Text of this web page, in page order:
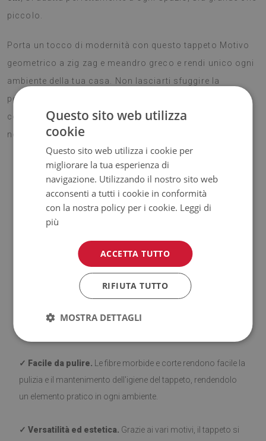
piccolo.
Porta un tocco di modernità con questo tappeto Motivo
geometrico a zig zag e meandro greco e rendi unico ogni
ambiente della tua casa. Non lasciarti sfuggire la
possibilità di trasformare i tuoi spazi con un
complemento decorativo e pratico, pensato per durare
nel tempo!
Vantaggi del nostro tappeto
✓ Parte inferiore antiscivolo.
I nostri tappeti antiscivolo
sono sicuri e stabili su vari tipi di superfici, come il legno o le
piastrelle. La parte inferiore è rivestita di silicone per evitare
scivolamenti e aumentare il comfort di utilizzo. Prima di
posizionare il tappeto, assicurarsi che la superficie sia liscia,
✓ Facile da pulire. Le fibre morbide e corte rendono facile la
pulizia e il mantenimento dell'igiene del tappeto, rendendolo
un elemento pratico in ogni ambiente.
✓ Versatilità ed estetica. Grazie ai vari motivi, il tappeto si
Questo sito web utilizza
cookie
Questo sito web utilizza i cookie per
migliorare la tua esperienza di
navigazione. Utilizzando il nostro sito web
acconsenti a tutti i cookie in conformità
con la nostra policy per i cookie. Leggi di
più
ACCETTA TUTTO
RIFIUTA TUTTO
MOSTRA DETTAGLI